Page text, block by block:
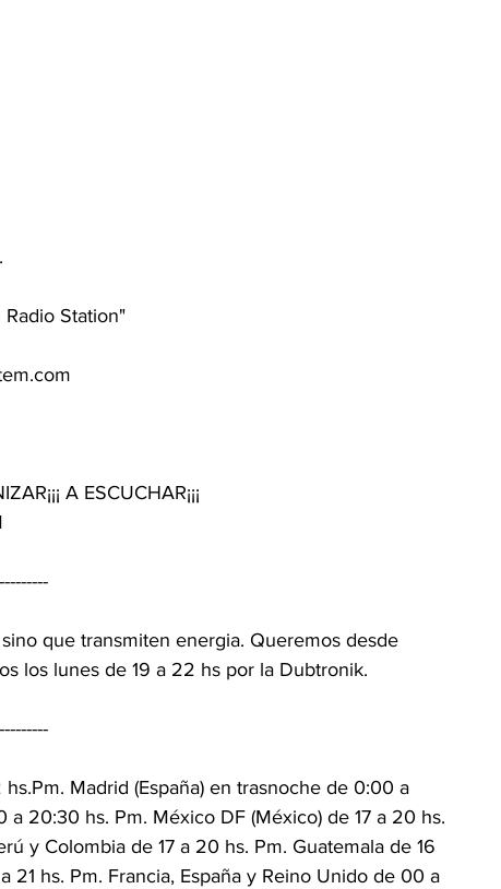
Station"
A ESCUCHAR¡¡¡
que transmiten energia. Queremos desde
los lunes de 19 a 22 hs por la Dubtronik.
Madrid (España) en trasnoche de 0:00 a
a 20:30 hs. Pm. México DF (México) de 17 a 20 hs.
y Colombia de 17 a 20 hs. Pm. Guatemala de 16
21 hs. Pm. Francia, España y Reino Unido de 00 a